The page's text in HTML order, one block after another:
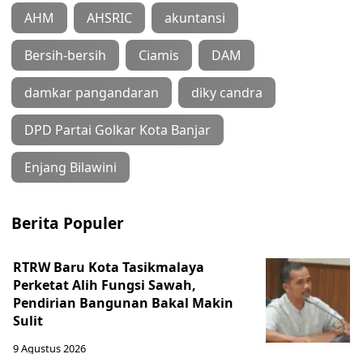
AHM AHSRIC akuntansi
Bersih-bersih Ciamis DAM
damkar pangandaran diky candra
DPD Partai Golkar Kota Banjar
Enjang Bilawini
Berita Populer
RTRW Baru Kota Tasikmalaya
Perketat Alih Fungsi Sawah,
Pendirian Bangunan Bakal Makin
Sulit
9 Agustus 2026